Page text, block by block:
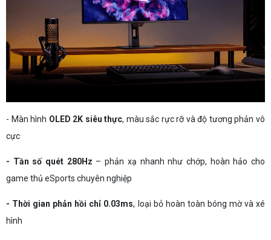
- Màn hình OLED 2K siêu thực, màu sắc rực rỡ và độ tương phản vô
cực
- Tần số quét 280Hz – phản xạ nhanh như chớp, hoàn hảo cho
game thủ eSports chuyên nghiệp
- Thời gian phản hồi chỉ 0.03ms, loại bỏ hoàn toàn bóng mờ và xé
hình